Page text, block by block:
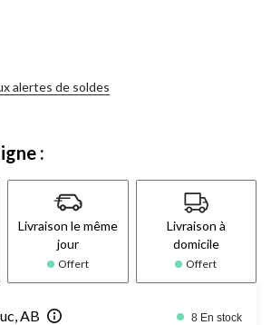
alertes de soldes
:
Livraison le même
jour
Offert
Livraison à
domicile
Offert
AB 8 En stock